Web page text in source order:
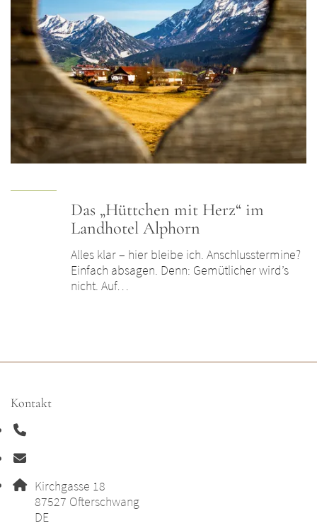
Das „Hüttchen mit Herz“ im
Landhotel Alphorn
Alles klar – hier bleibe ich. Anschlusstermine?
Einfach absagen. Denn: Gemütlicher wird’s
nicht. Auf…
Kontakt
Adresse:
Kirchgasse 18
87527 , 8 7 5 2 7
Ofterschwang
DE